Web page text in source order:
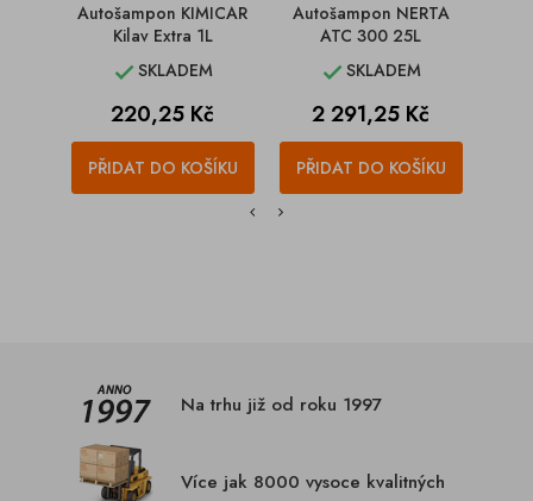
Autošampon KIMICAR
Kilav Extra 1L
SKLADEM
Cena
220,25 Kč
PŘIDAT DO KOŠÍKU
Autošampon NERTA
ATC 300 25L
SKLADEM
Cena
2 291,25 Kč
PŘIDAT DO KOŠÍKU
Na trhu již od roku 1997
Více jak 8000 vysoce kvalitných